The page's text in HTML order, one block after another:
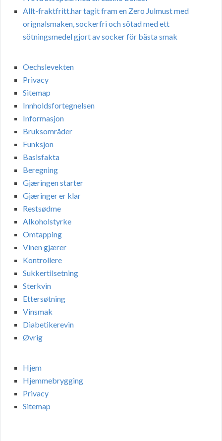
Allt-fraktfritt.har tagit fram en Zero Julmust med
orignalsmaken, sockerfri och sötad med ett
sötningsmedel gjort av socker för bästa smak
Oechslevekten
Privacy
Sitemap
Innholdsfortegnelsen
Informasjon
Bruksområder
Funksjon
Basisfakta
Beregning
Gjæringen starter
Gjæringer er klar
Restsødme
Alkoholstyrke
Omtapping
Vinen gjærer
Kontrollere
Sukkertilsetning
Sterkvin
Ettersøtning
Vinsmak
Diabetikerevin
Øvrig
Hjem
Hjemmebrygging
Privacy
Sitemap